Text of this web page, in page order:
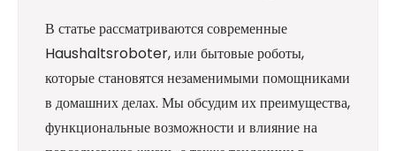
В статье рассматриваются современные
Haushaltsroboter, или бытовые роботы,
которые становятся незаменимыми помощниками
в домашних делах. Мы обсудим их преимущества,
функциональные возможности и влияние на